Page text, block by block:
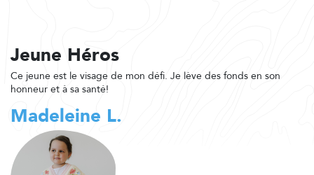
Jeune Héros
Ce jeune est le visage de mon défi. Je lève des fonds en son
honneur et à sa santé!
Madeleine L.